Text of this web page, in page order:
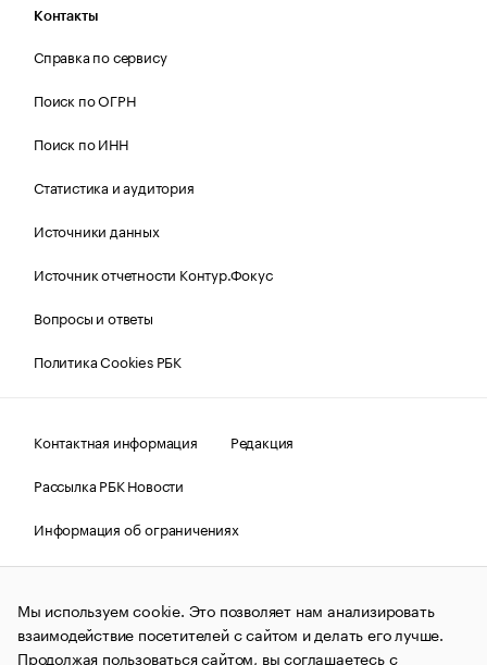
Контакты
Справка по сервису
Поиск по ОГРН
Поиск по ИНН
Статистика и аудитория
Источники данных
Источник отчетности Контур.Фокус
Вопросы и ответы
Политика Cookies РБК
Контактная информация
Редакция
Рассылка РБК Новости
Информация об ограничениях
Правовая информация
О соблюдении авторских прав
© АО «РОСБИЗНЕСКОНСАЛТИНГ»,1995–2026.Сообщения
и материалы информационного агентства «РБК»
(зарегистрировано Федеральной службой по надзору в сфере
Мы используем cookie. Это позволяет нам анализировать
взаимодействие посетителей с сайтом и делать его лучше.
Продолжая пользоваться сайтом, вы соглашаетесь с